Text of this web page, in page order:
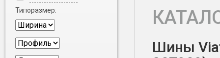
Шины
Типоразмер: